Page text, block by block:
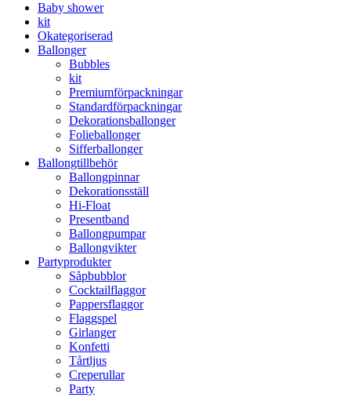
Baby shower
kit
Okategoriserad
Ballonger
Bubbles
kit
Premium­förpackningar
Standard­­förpackningar
Dekorations­ballonger
Folie­­­ballonger
Siffer­­ballonger
Ballong­tillbehör
Ballongpinnar
Dekorationsställ
Hi-Float
Presentband
Ballongpumpar
Ballong­vikter
Party­­produkter
Såpbubblor
Cocktail­flaggor
Pappers­flaggor
Flaggspel
Girlanger
Konfetti
Tårtljus
Creperullar
Party